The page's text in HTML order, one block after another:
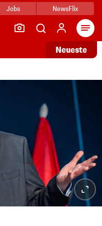
Jobs NewsFlix
Neueste